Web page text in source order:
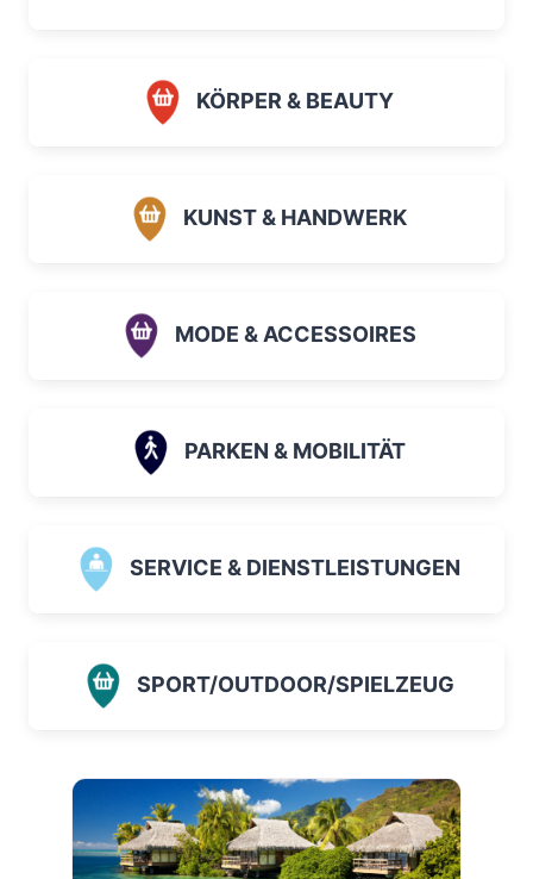
KÖRPER & BEAUTY
KUNST & HANDWERK
MODE & ACCESSOIRES
PARKEN & MOBILITÄT
SERVICE & DIENSTLEISTUNGEN
SPORT/OUTDOOR/SPIELZEUG